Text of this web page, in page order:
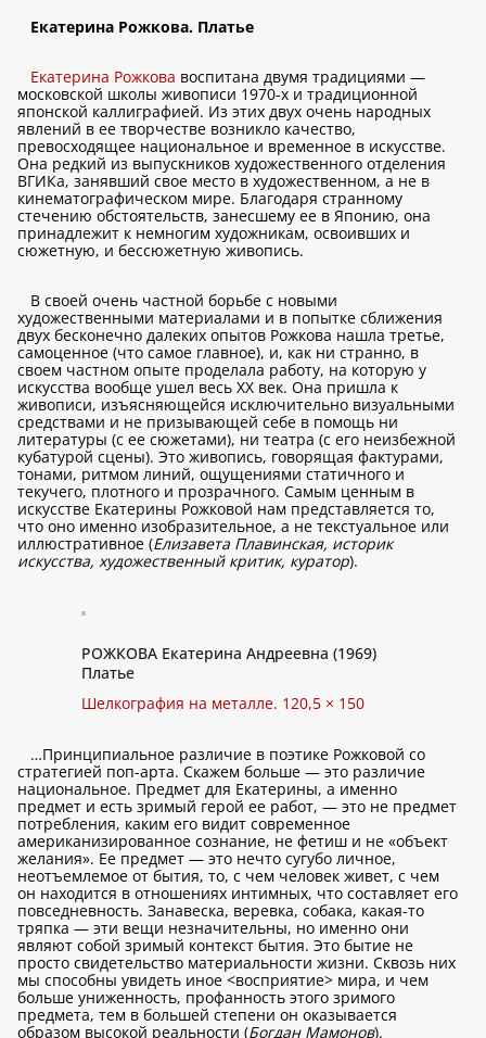
Екатерина Рожкова. Платье
Екатерина Рожкова воспитана двумя традициями —
московской школы живописи 1970-х и традиционной
японской каллиграфией. Из этих двух очень народных
явлений в ее творчестве возникло качество,
превосходящее национальное и временное в искусстве.
Она редкий из выпускников художественного отделения
ВГИКа, занявший свое место в художественном, а не в
кинематографическом мире. Благодаря странному
стечению обстоятельств, занесшему ее в Японию, она
принадлежит к немногим художникам, освоивших и
сюжетную, и бессюжетную живопись.
В своей очень частной борьбе с новыми
художественными материалами и в попытке сближения
двух бесконечно далеких опытов Рожкова нашла третье,
самоценное (что самое главное), и, как ни странно, в
своем частном опыте проделала работу, на которую у
искусства вообще ушел весь XX век. Она пришла к
живописи, изъясняющейся исключительно визуальными
средствами и не призывающей себе в помощь ни
литературы (с ее сюжетами), ни театра (с его неизбежной
кубатурой сцены). Это живопись, говорящая фактурами,
тонами, ритмом линий, ощущениями статичного и
текучего, плотного и прозрачного. Самым ценным в
искусстве Екатерины Рожковой нам представляется то,
что оно именно изобразительное, а не текстуальное или
иллюстративное (Елизавета Плавинская, историк
искусства, художественный критик, куратор).
РОЖКОВА Екатерина Андреевна (1969)
Платье
Шелкография на металле. 120,5 × 150
…Принципиальное различие в поэтике Рожковой со
стратегией поп-арта. Скажем больше — это различие
национальное. Предмет для Екатерины, а именно
предмет и есть зримый герой ее работ, — это не предмет
потребления, каким его видит современное
американизированное сознание, не фетиш и не «объект
желания». Ее предмет — это нечто сугубо личное,
неотъемлемое от бытия, то, с чем человек живет, с чем
он находится в отношениях интимных, что составляет его
повседневность. Занавеска, веревка, собака, какая-то
тряпка — эти вещи незначительны, но именно они
являют собой зримый контекст бытия. Это бытие не
просто свидетельство материальности жизни. Сквозь них
мы способны увидеть иное <восприятие> мира, и чем
больше униженность, профанность этого зримого
предмета, тем в большей степени он оказывается
образом высокой реальности (Богдан Мамонов).